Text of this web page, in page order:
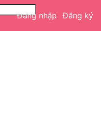
Đăng nhập Đăng ký